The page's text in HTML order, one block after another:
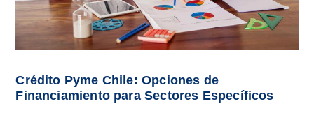
Crédito Pyme Chile: Opciones de
Financiamiento para Sectores Específicos